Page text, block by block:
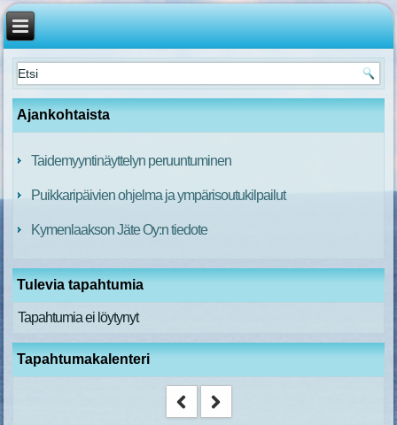
Ajankohtaista
Taidemyyntinäyttelyn peruuntuminen
Puikkaripäivien ohjelma ja ympärisoutukilpailut
Kymenlaakson Jäte Oy:n tiedote
Tulevia tapahtumia
Tapahtumia ei löytynyt
Tapahtumakalenteri